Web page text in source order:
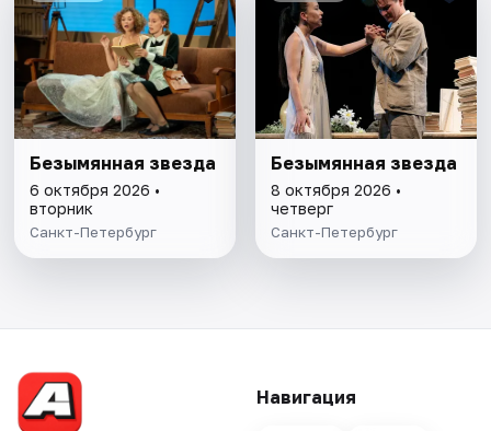
Безымянная звезда
6 октября 2026 •
вторник
Санкт-Петербург
Безымянная звезда
8 октября 2026 •
четверг
Санкт-Петербург
Навигация